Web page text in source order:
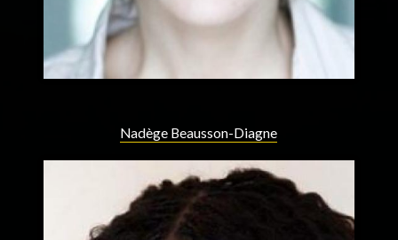
Nadège Beausson-Diagne